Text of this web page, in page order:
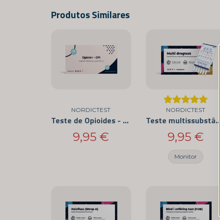
Produtos Similares
NORDICTEST
Teste de Opioides - Pacote de 3 autotestes
9,95 €
NORDICTEST
Teste multissubstância - As 12 drogas mais comuns
9,95 €
Monitor